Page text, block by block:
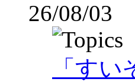
26/08/03
「す